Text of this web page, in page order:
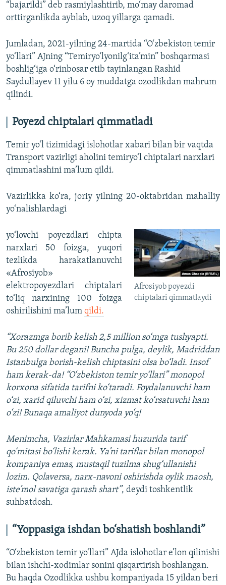
“bajarildi” deb rasmiylashtirib, mo‘may daromad
orttirganlikda ayblab, uzoq yillarga qamadi.
Jumladan, 2021-yilning 24-martida “O‘zbekiston temir
yo‘llari” AJning “Temiryo‘lyonilg‘ita’min” boshqarmasi
boshlig‘iga o‘rinbosar etib tayinlangan Rashid
Saydullayev 11 yilu 6 oy muddatga ozodlikdan mahrum
qilindi.
Poyezd chiptalari qimmatladi
Temir yo‘l tizimidagi islohotlar xabari bilan bir vaqtda
Transport vazirligi aholini temiryo‘l chiptalari narxlari
qimmatlashini ma’lum qildi.
Vazirlikka ko‘ra, joriy yilning 20-oktabridan mahalliy
yo‘nalishlardagi
Afrosiyob poyezdi
chiptalari qimmatlaydi
yo‘lovchi poyezdlari chipta
narxlari 50 foizga, yuqori
tezlikda harakatlanuvchi
«Afrosiyob»
elektropoyezdlari chiptalari
to‘liq narxining 100 foizga
oshirilishini ma’lum qildi.
“Xorazmga borib kelish 2,5 million so‘mga tushyapti.
Bu 250 dollar degani! Buncha pulga, deylik, Madriddan
Istanbulga borish-kelish chiptasini olsa bo‘ladi. Insof
ham kerak-da! “O‘zbekiston temir yo‘llari” monopol
korxona sifatida tarifni ko‘taradi. Foydalanuvchi ham
o‘zi, xarid qiluvchi ham o‘zi, xizmat ko‘rsatuvchi ham
o‘zi! Bunaqa amaliyot dunyoda yo‘q!
Menimcha, Vazirlar Mahkamasi huzurida tarif
qo‘mitasi bo‘lishi kerak. Ya’ni tariflar bilan monopol
kompaniya emas, mustaqil tuzilma shug‘ullanishi
lozim. Qolaversa, narx-navoni oshirishda oylik maosh,
iste’mol savatiga qarash shart”, deydi toshkentlik
suhbatdosh.
“Yoppasiga ishdan bo‘shatish boshlandi”
“O‘zbekiston temir yo‘llari” AJda islohotlar e’lon qilinishi
bilan ishchi-xodimlar sonini qisqartirish boshlangan.
Bu haqda Ozodlikka ushbu kompaniyada 15 yildan beri